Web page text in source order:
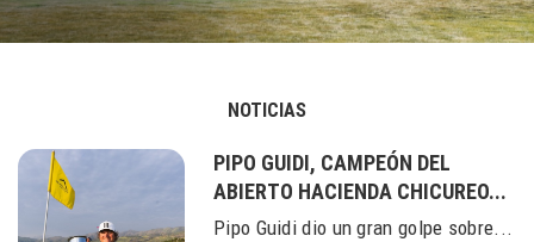
NOTICIAS
PIPO GUIDI, CAMPEÓN DEL
ABIERTO HACIENDA CHICUREO...
Pipo Guidi dio un gran golpe sobre...